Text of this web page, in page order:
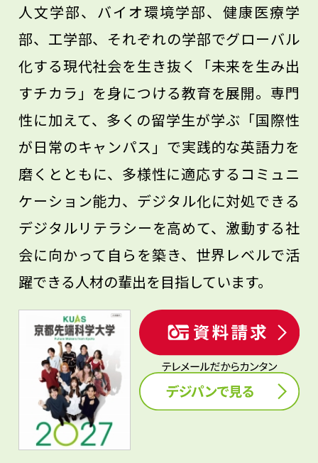
人文学部、バイオ環境学部、健康医療学
部、工学部、それぞれの学部でグローバル
化する現代社会を生き抜く「未来を生み出
すチカラ」を身につける教育を展開。専門
性に加えて、多くの留学生が学ぶ「国際性
が日常のキャンパス」で実践的な英語力を
磨くとともに、多様性に適応するコミュニ
ケーション能力、デジタル化に対処できる
デジタルリテラシーを高めて、激動する社
会に向かって自らを築き、世界レベルで活
躍できる人材の輩出を目指しています。